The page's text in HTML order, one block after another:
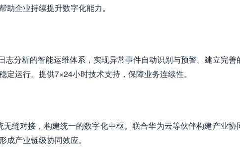
企业持续提升数字化能力。
分析的智能运维体系，实现异常事件自动识别与预警。建立完善
运行。提供7×24小时技术支持，保障业务连续性。
缝对接，构建统一的数字化中枢。联合华为云等伙伴构建产业协
产业链级协同效应。